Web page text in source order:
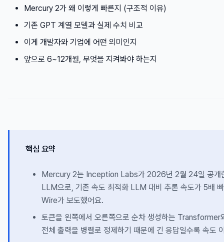
Mercury 2가 왜 이렇게 빠른지 (구조적 이유)
기존 GPT 계열 모델과 실제 수치 비교
이게 개발자와 기업에 어떤 의미인지
앞으로 6~12개월, 무엇을 지켜봐야 하는지
핵심 요약
Mercury 2는 Inception Labs가 2026년 2월 24일 공개
LLM으로, 기존 속도 최적화 LLM 대비 추론 속도가 5배
Wire가 보도했어요.
토큰을 왼쪽에서 오른쪽으로 순차 생성하는 Transformer
전체 출력을 병렬로 정제하기 때문에 긴 응답일수록 속도